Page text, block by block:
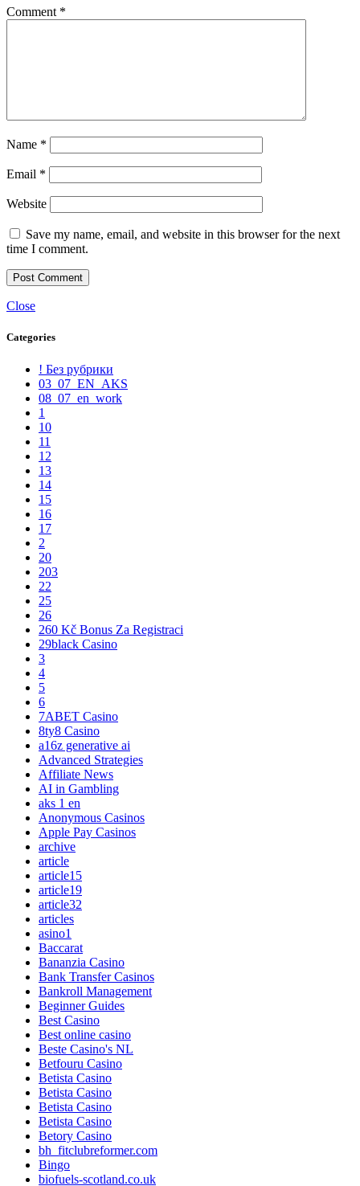
Comment *
Name *
Email *
Website
Save my name, email, and website in this browser for the next
time I comment.
Close
Categories
! Без рубрики
03_07_EN_AKS
08_07_en_work
1
10
11
12
13
14
15
16
17
2
20
203
22
25
26
260 Kč Bonus Za Registraci
29black Casino
3
4
5
6
7ABET Casino
8ty8 Casino
a16z generative ai
Advanced Strategies
Affiliate News
AI in Gambling
aks 1 en
Anonymous Casinos
Apple Pay Casinos
archive
article
article15
article19
article32
articles
asino1
Baccarat
Bananzia Casino
Bank Transfer Casinos
Bankroll Management
Beginner Guides
Best Casino
Best online casino
Beste Casino's NL
Betfouru Casino
Betista Casino
Betista Casino
Betista Casino
Betista Casino
Betory Casino
bh_fitclubreformer.com
Bingo
biofuels-scotland.co.uk